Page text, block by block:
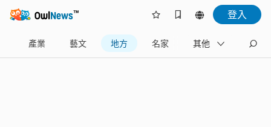
登入
產業 藝文 地方 名家 其他